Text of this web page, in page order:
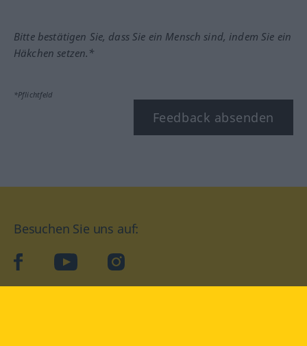
Bitte bestätigen Sie, dass Sie ein Mensch sind, indem Sie ein
Häkchen setzen.*
*Pflichtfeld
Feedback absenden
Besuchen Sie uns auf:
facebookYouTube Instagram